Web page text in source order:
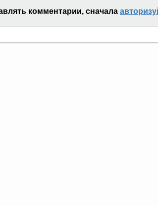
комментарии, сначала